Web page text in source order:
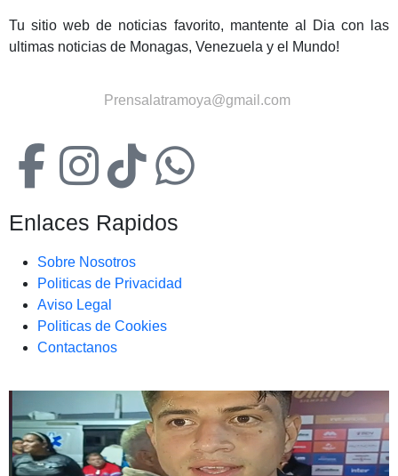
Tu sitio web de noticias favorito, mantente al Dia con las
ultimas noticias de Monagas, Venezuela y el Mundo!
Prensalatramoya@gmail.com
Enlaces Rapidos
Sobre Nosotros
Politicas de Privacidad
Aviso Legal
Politicas de Cookies
Contactanos